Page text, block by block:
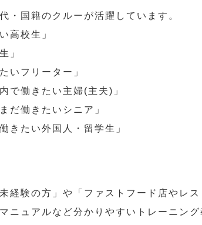
・国籍のクルーが活躍しています。
高校生」
」
いフリーター」
で働きたい主婦(主夫)」
だ働きたいシニア」
きたい外国人・留学生」
経験の方」や「ファストフード店やレ
ニュアルなど分かりやすいトレーニン